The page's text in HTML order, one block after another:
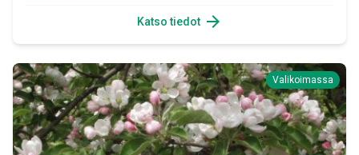
Katso tiedot arrow_forward
Valikoimassa